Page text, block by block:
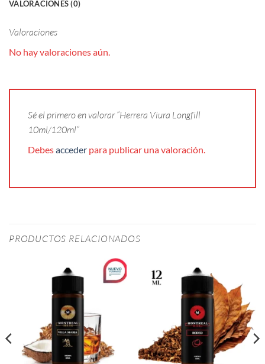
VALORACIONES (0)
Valoraciones
No hay valoraciones aún.
Sé el primero en valorar “Herrera Viura Longfill
10ml/120ml”
Debesacceder para publicar una valoración.
PRODUCTOS RELACIONADOS